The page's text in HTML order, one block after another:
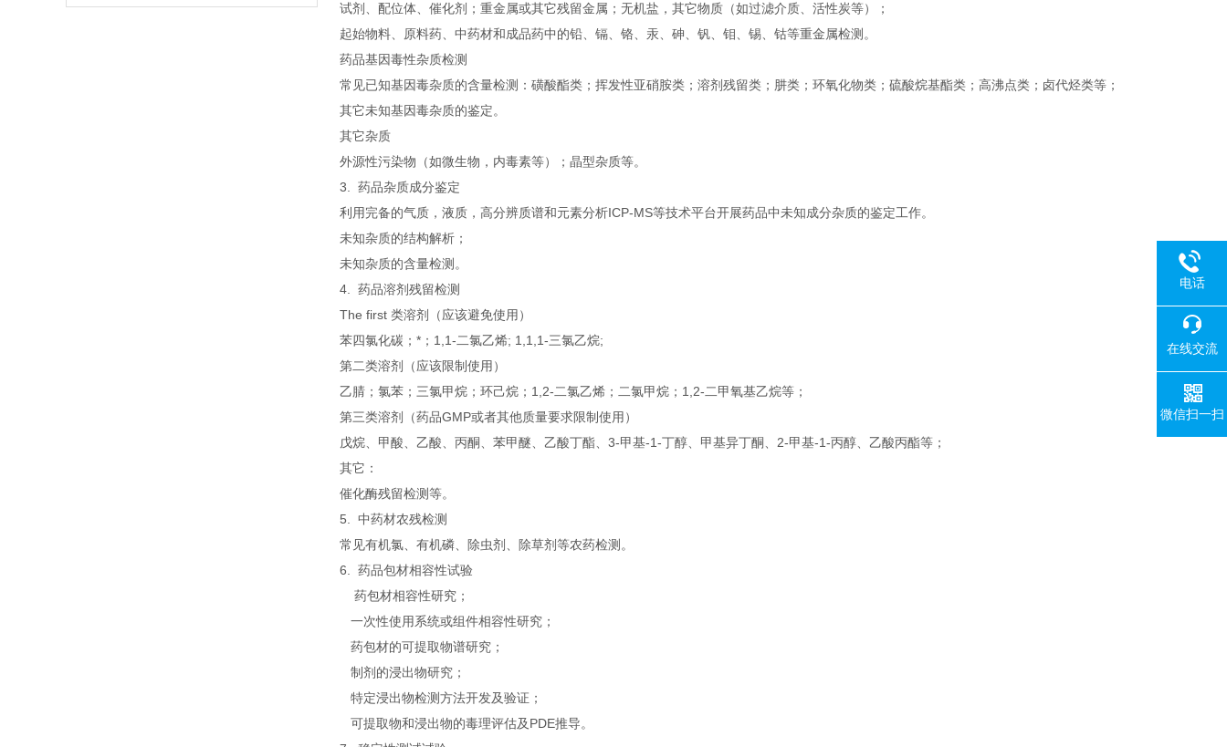
试剂、配位体、催化剂；重金属或其它残留金属；无机盐，其它物质（如过滤介质、活性炭等）；
起始物料、原料药、中药材和成品药中的铅、镉、铬、汞、砷、钒、钼、锡、钴等重金属检测。
药品基因毒性杂质检测
常见已知基因毒杂质的含量检测：磺酸酯类；挥发性亚硝胺类；溶剂残留类；肼类；环氧化物类；硫酸烷基酯类；高沸点类；卤代烃类等；
其它未知基因毒杂质的鉴定。
其它杂质
外源性污染物（如微生物，内毒素等）；晶型杂质等。
3. 药品杂质成分鉴定
利用完备的气质，液质，高分辨质谱和元素分析ICP-MS等技术平台开展药品中未知成分杂质的鉴定工作。
未知杂质的结构解析；
未知杂质的含量检测。
4. 药品溶剂残留检测
The first 类溶剂（应该避免使用）
苯四氯化碳；*；1,1-二氯乙烯; 1,1,1-三氯乙烷;
第二类溶剂（应该限制使用）
乙腈；氯苯；三氯甲烷；环己烷；1,2-二氯乙烯；二氯甲烷；1,2-二甲氧基乙烷等；
第三类溶剂（药品GMP或者其他质量要求限制使用）
戊烷、甲酸、乙酸、丙酮、苯甲醚、乙酸丁酯、3-甲基-1-丁醇、甲基异丁酮、2-甲基-1-丙醇、乙酸丙酯等；
其它：
催化酶残留检测等。
5. 中药材农残检测
常见有机氯、有机磷、除虫剂、除草剂等农药检测。
6. 药品包材相容性试验
药包材相容性研究；
一次性使用系统或组件相容性研究；
药包材的可提取物谱研究；
制剂的浸出物研究；
特定浸出物检测方法开发及验证；
可提取物和浸出物的毒理评估及PDE推导。
电话
在线交流
微信扫一扫